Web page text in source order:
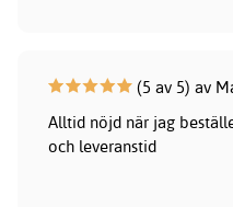
(5 av 5) av
Alltid nöjd när jag
och leveranstid